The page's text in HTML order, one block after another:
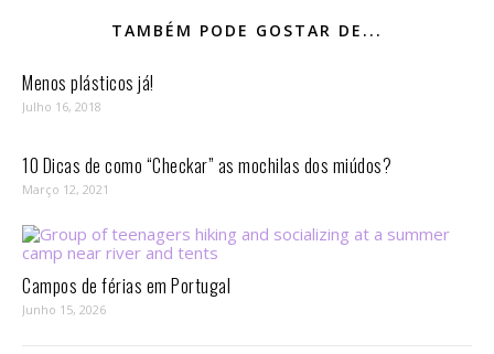
TAMBÉM PODE GOSTAR DE...
Menos plásticos já!
Julho 16, 2018
10 Dicas de como “Checkar” as mochilas dos miúdos?
Março 12, 2021
Campos de férias em Portugal
Junho 15, 2026